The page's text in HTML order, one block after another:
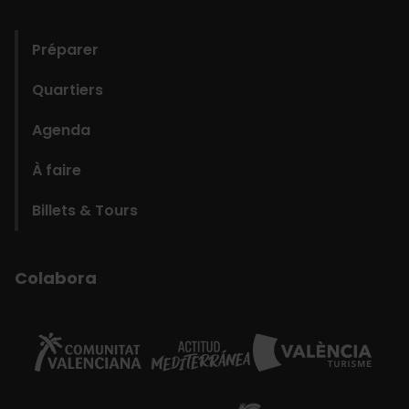
Préparer
Quartiers
Agenda
À faire
Billets & Tours
Colabora